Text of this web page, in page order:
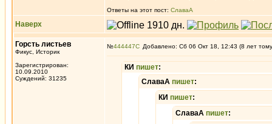
Ответы на этот пост: СлаваА
Наверх
Горсть листьев
Фикус, Историк
Зарегистрирован:
10.09.2010
Суждений: 31235
№444447 Добавлено: Сб 06 Окт 18, 12:43 (8 лет
КИ пишет:
СлаваА пишет:
КИ пишет:
СлаваА пишет: